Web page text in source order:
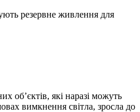
резервне живлення для
об’єктів, які наразі можуть
вимкнення світла, зросла до